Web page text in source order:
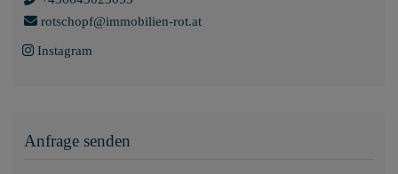
rotschopf@immobilien-rot.at
Instagram
Anfrage senden